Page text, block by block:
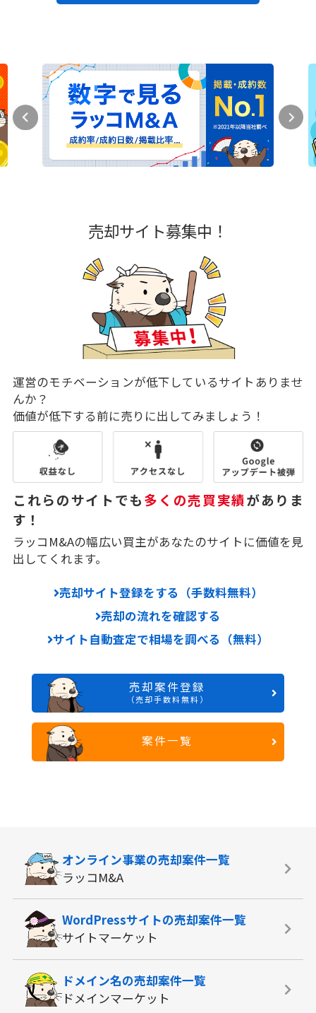
売却サイト募集中！
運営のモチベーションが低下しているサイトありませ
んか？
価値が低下する前に売りに出してみましょう！
これらのサイトでも多くの売買実績がありま
す！
ラッコM&Aの幅広い買主があなたのサイトに価値を見
出してくれます。
売却サイト登録をする（手数料無料）
売却の流れを確認する
サイト自動査定で相場を調べる（無料）
売却案件登録
（売却手数料無料）
案件一覧
オンライン事業の売却案件一覧
ラッコM&A
WordPressサイトの売却案件一覧
サイトマーケット
ドメイン名の売却案件一覧
ドメインマーケット